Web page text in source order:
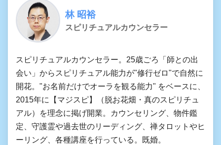
林 昭裕
スピリチュアルカウンセラー
スピリチュアルカウンセラー。25歳ごろ「師との出
会い」からスピリチュアル能力が"修行ゼロ"で自然に
開花。"お名前だけでオーラを観る能力" をベースに、
2015年に【マジスピ】（脱お花畑・真のスピリチュ
アル）を理念に掲げ開業。カウンセリング、物件鑑
定、守護霊や過去世のリーディング、禅タロットやヒ
ーリング、各種講座を行っている。既婚。